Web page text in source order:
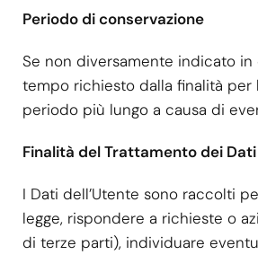
Periodo di conservazione
Se non diversamente indicato
tempo richiesto dalla finalità
periodo più lungo a causa di
Finalità del Trattamento dei
I Dati dell’Utente sono raccolti
legge, rispondere a richieste o
di terze parti), individuare